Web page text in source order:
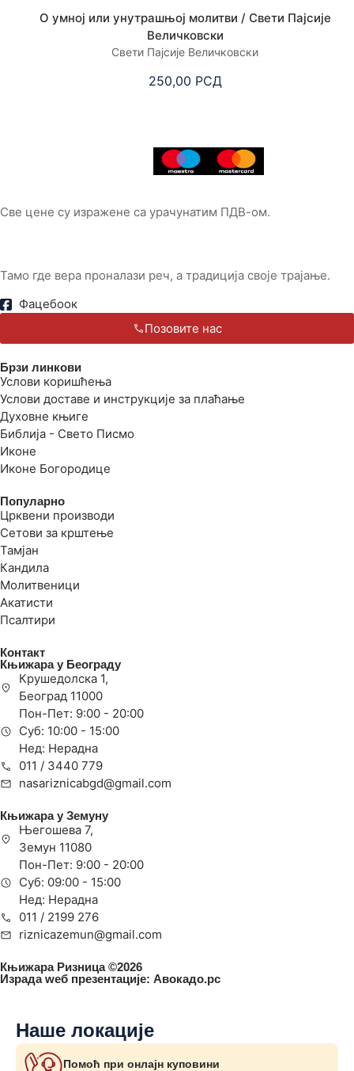
О умној или унутрашњој молитви / Свети Пајсије
Величковски
Свети Пајсије Величковски
250,00 РСД
Све цене су изражене са урачунатим ПДВ-ом.
Тамо где вера проналази реч, а традиција своје трајање.
Фацебоок
Позовите нас
Брзи линкови
Услови коришћења
Услови доставе и инструкције за плаћање
Духовне књиге
Библија - Свето Писмо
Иконе
Иконе Богородице
Популарно
Црквени производи
Сетови за крштење
Тамјан
Кандила
Молитвеници
Акатисти
Псалтири
Контакт
Књижара у Београду
Крушедолска 1,
Београд 11000
Пон-Пет: 9:00 - 20:00
Суб: 10:00 - 15:00
Нед: Нерадна
011 / 3440 779
nasariznicabgd@gmail.com
Књижара у Земуну
Његошева 7,
Земун 11080
Пон-Пет: 9:00 - 20:00
Суб: 09:00 - 15:00
Нед: Нерадна
011 / 2199 276
riznicazemun@gmail.com
Књижара Ризница ©️2026
Израда wеб презентације: Авокадо.рс
Наше локације
Помоћ при онлајн куповини